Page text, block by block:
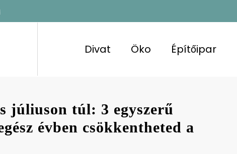
Divat Öko Építőipar
júliuson túl: 3 egyszerű
évben csökkentheted a